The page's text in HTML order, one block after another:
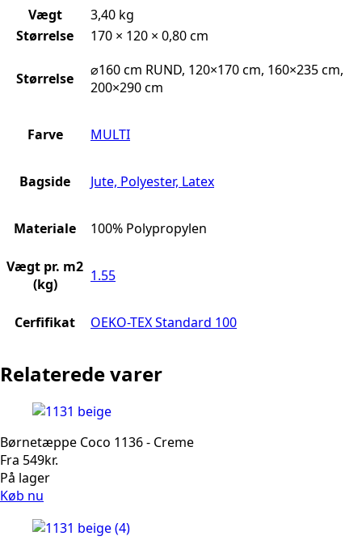
Vægt
3,40 kg
Størrelse
170 × 120 × 0,80 cm
Størrelse
⌀160 cm RUND, 120×170 cm, 160×235 cm,
200×290 cm
Farve MULTI
Bagside Jute, Polyester, Latex
Materiale 100% Polypropylen
Vægt pr. m2
(kg)
1.55
Cerfifikat OEKO-TEX Standard 100
Relaterede varer
Børnetæppe Coco 1136 - Creme
Fra 549kr.
På lager
Køb nu